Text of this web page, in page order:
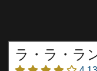
ラ・ラ・ラ